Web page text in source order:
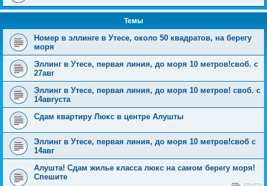
Темы
Номер в эллинге в Утесе, около 50 квадратов, на берегу
моря
Эллинг в Утесе, первая линия, до моря 10 метров!своб. с
27авг
Эллинг в Утесе, первая линия, до моря 10 метров! своб. с
14августа
Сдам квартиру Люкс в центре Алушты
Эллинг в Утесе, первая линия, до моря 10 метров!своб с
14авг
Алушта! Сдам жилье класса люкс на самом берегу моря!
Спешите